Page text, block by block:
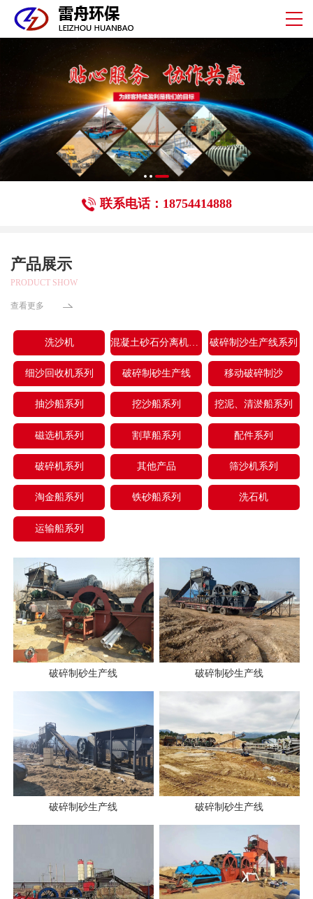
联系电话：18754414888
产品展示
PRODUCT SHOW
查看更多
洗沙机 破碎制沙生产线系列
细沙回收机系列 破碎制砂生产线 移动破碎制沙
抽沙船系列 挖沙船系列 挖泥、清淤船系列
磁选机系列 割草船系列 配件系列
破碎机系列 其他产品 筛沙机系列
淘金船系列 铁砂船系列 洗石机
运输船系列
破碎制砂生产线 破碎制砂生产线
破碎制砂生产线 破碎制砂生产线